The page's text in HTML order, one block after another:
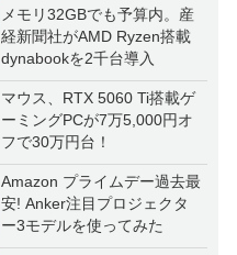
メモリ32GBでも予算内。産
経新聞社がAMD Ryzen搭載
dynabookを2千台導入
マウス、RTX 5060 Ti搭載ゲ
ーミングPCが7万5,000円オ
フで30万円台！
Amazon プライムデー過去最
安! Anker注目プロジェクタ
ー3モデルを使ってみた